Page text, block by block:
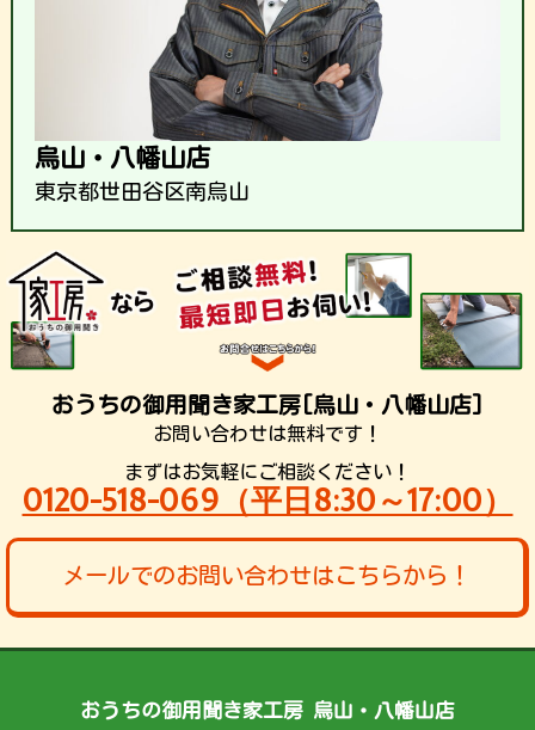
烏山・八幡山店
東京都世田谷区南烏山
おうちの御用聞き家工房[烏山・八幡山店]
お問い合わせは無料です！
まずはお気軽にご相談ください！
0120-518-069（平日8:30～17:00）
メールでのお問い合わせはこちらから！
おうちの御用聞き家工房 烏山・八幡山店